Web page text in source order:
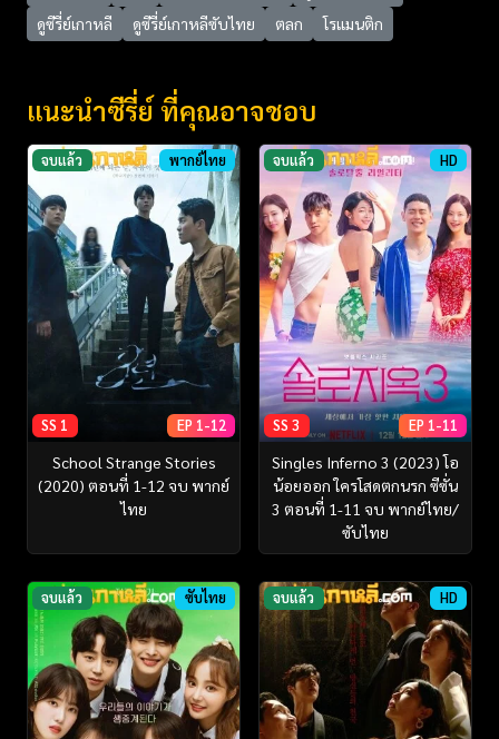
ดูซีรี่ย์เกาหลี
ดูซีรี่ย์เกาหลีซับไทย ตลก โรแมนติก
แนะนำซีรี่ย์ ที่คุณอาจชอบ
จบแล้ว พากย์ไทย
SS 1 EP 1-12
School Strange Stories
(2020) ตอนที่ 1-12 จบ พากย์
ไทย
จบแล้ว HD
SS 3 EP 1-11
Singles Inferno 3 (2023) โอ
น้อยออก ใครโสดตกนรก ซีซั่น
3 ตอนที่ 1-11 จบ พากย์ไทย/
ซับไทย
จบแล้ว ซับไทย จบแล้ว HD